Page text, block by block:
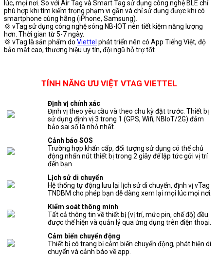
lúc, mọi nơi. So với Air Tag và Smart Tag sử dụng công nghệ BLE chỉ
phù hợp khi tìm kiếm trọng phạm vi gần và chỉ sử dụng được khi có
smartphone cùng hãng (iPhone, Samsung).
💢 vTag sử dụng công nghệ sóng NB-IOT nên tiết kiệm năng lượng
hơn. Thời gian từ 5-7 ngày.
💢 vTag là sản phẩm do Viettel phát triển nên có App Tiếng Việt, độ
bảo mật cao, thương hiệu uy tín, đội ngũ hỗ trợ tốt
TÍNH NĂNG ƯU VIỆT VTAG VIETTEL
Định vị chính xác
Định vị theo yêu cầu và theo chu kỳ đặt trước. Thiết bị
sử dụng định vị 3 trong 1 (GPS, Wifi, NBIoT/2G) đảm
bảo sai số là nhỏ nhất.
Cảnh báo SOS
Trường hợp khẩn cấp, đối tượng sử dụng có thể chủ
động nhấn nút thiết bị trong 2 giây để lập tức gửi vị trí
đến bạn
Lịch sử di chuyển
Hệ thống tự động lưu lại lịch sử di chuyển, định vị vTag
TNDBM cho phép bạn dễ dàng xem lại mọi lúc mọi nơi.
Kiểm soát thông minh
Tất cả thông tin về thiết bị (vị trí, mức pin, chế độ) đều
được thể hiện và quản lý qua ứng dụng trên điện thoại.
Cảm biến chuyển động
Thiết bị có trang bị cảm biến chuyển động, phát hiện di
chuyển và cảnh báo về app.